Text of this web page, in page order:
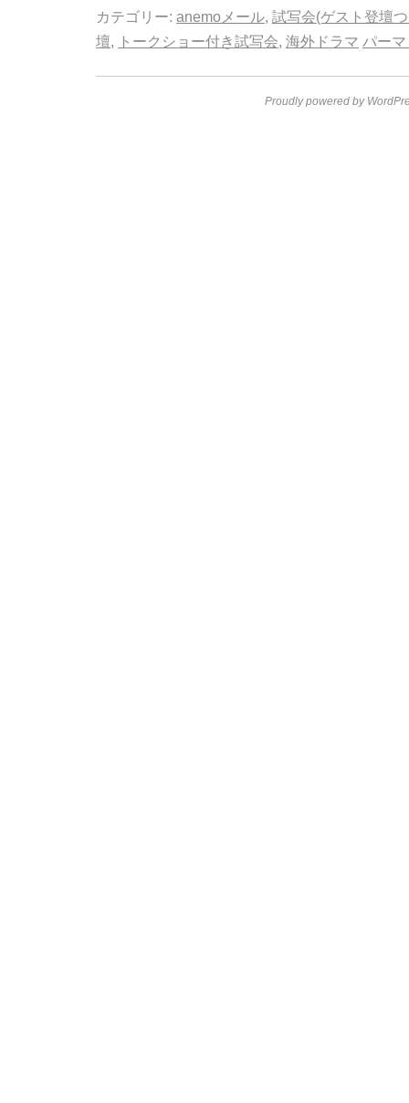
カテゴリー: anemoメール, 試写会(ゲスト登壇
壇, トークショー付き試写会, 海外ドラマ パー
Proudly powered by